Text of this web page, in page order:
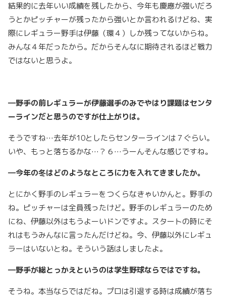
結果的に去年いい成績を残したから、今年も慶應が強いだろ
うとかピッチャーが残ったから強いとか言われるけどね、実
際にレギュラー野手は伊藤（環４）しか残ってないからね。
みんな４年だったから。だからそんなに期待されるほど戦力
ではないと思うよ。
―野手の前レギュラーが伊藤選手のみでやはり課題はセンタ
ーラインだと思うのですが仕上がりは。
そうですね…去年が10としたらセンターラインは７ぐらい。
いや、もっと落ちるかな…？６…うーんそんな感じですね。
―今年の冬はどのようなところに力を入れてきましたか。
とにかく野手のレギュラーをつくらなきゃいかんと。野手の
ね。ピッチャーは全員残ったけど。野手のレギュラーのため
にね、伊藤以外はもうよーいドンですよ。スタートの時にそ
れはもうみんなに言ったんだけどね。今、伊藤以外にレギュ
ラーはいないとね。そういう話はしましたよ。
―野手が総とっかえというのは学生野球ならではですね。
そうね。本当ならではだね。プロは引退する時は成績が落ち